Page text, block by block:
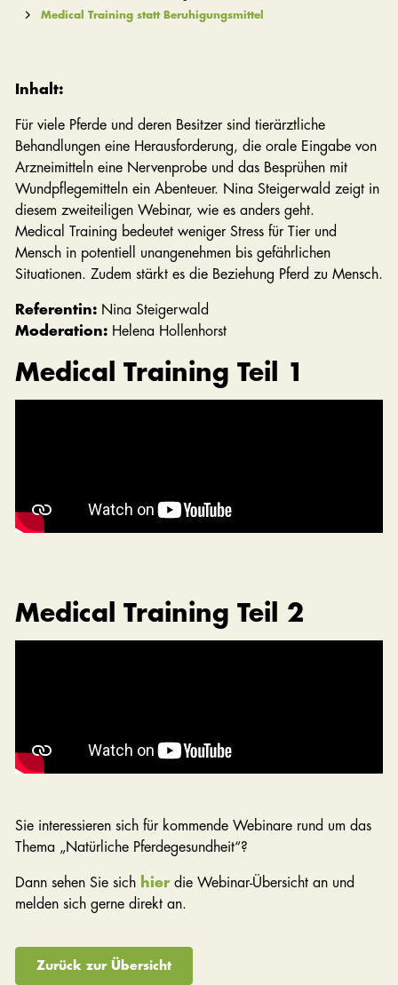
Medical Training statt Beruhigungsmittel
Inhalt:
Für viele Pferde und deren Besitzer sind tierärztliche
Behandlungen eine Herausforderung, die orale Eingabe von
Arzneimitteln eine Nervenprobe und das Besprühen mit
Wundpflegemitteln ein Abenteuer. Nina Steigerwald zeigt in
diesem zweiteiligen Webinar, wie es anders geht.
Medical Training bedeutet weniger Stress für Tier und
Mensch in potentiell unangenehmen bis gefährlichen
Situationen. Zudem stärkt es die Beziehung Pferd zu Mensch.
Referentin:Nina Steigerwald
Moderation:Helena Hollenhorst
Medical Training Teil 1
Medical Training Teil 2
Sie interessieren sich für kommende Webinare rund um das
Thema „Natürliche Pferdegesundheit“?
Dann sehen Sie sich hierdie Webinar-Übersicht an und
melden sich gerne direkt an.
Zurück zur Übersicht